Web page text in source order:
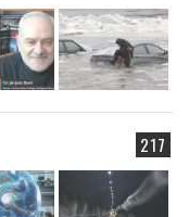
217